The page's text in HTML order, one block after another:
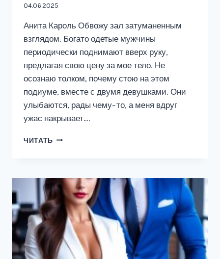
04.06.2025
Анита Кароль Обвожу зал затуманенным
взглядом. Богато одетые мужчины
периодически поднимают вверх руку,
предлагая свою цену за мое тело. Не
осознаю толком, почему стою на этом
подиуме, вместе с двумя девушками. Они
улыбаются, рады чему−то, а меня вдруг
ужас накрывает….
ЧИТАТЬ НЕВЕСТА
КУПИЛ